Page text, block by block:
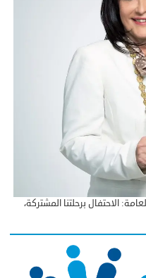
الاحتفال برحلتنا المشتركة،